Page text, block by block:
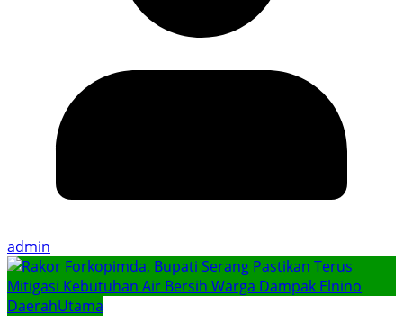
admin
DaerahUtama